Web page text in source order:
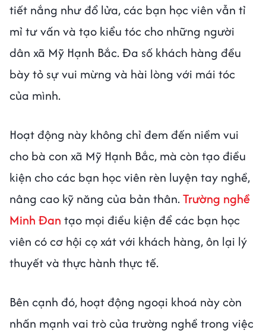
tiết nắng như đổ lửa, các bạn học viên vẫn tỉ
mỉ tư vấn và tạo kiểu tóc cho những người
dân xã Mỹ Hạnh Bắc. Đa số khách hàng đều
bày tỏ sự vui mừng và hài lòng với mái tóc
của mình.
Hoạt động này không chỉ đem đến niềm vui
cho bà con xã Mỹ Hạnh Bắc, mà còn tạo điều
kiện cho các bạn học viên rèn luyện tay nghề,
nâng cao kỹ năng của bản thân.Trường nghề
Minh Đan tạo mọi điều kiện để các bạn học
viên có cơ hội cọ xát với khách hàng, ôn lại lý
thuyết và thực hành thực tế.
Bên cạnh đó, hoạt động ngoại khoá này còn
nhấn mạnh vai trò của trường nghề trong việc